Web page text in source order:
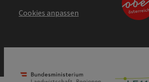
Cookies anpassen